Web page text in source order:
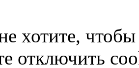
хотите,
отключить